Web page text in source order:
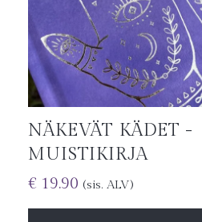
NÄKEVÄT KÄDET -
MUISTIKIRJA
€ 19.90 (sis. ALV)